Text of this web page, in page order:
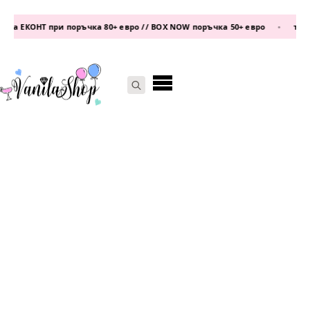
при поръчка 80+ евро // BOX NOW поръчка 50+ евро •